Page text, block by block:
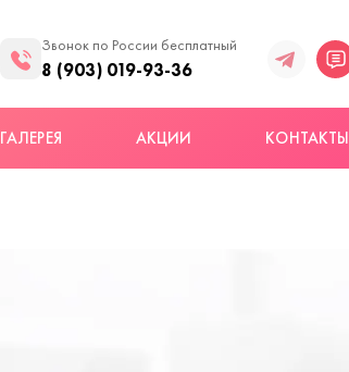
Звонок по России бесплатный
8 (903) 019-93-36
ГАЛЕРЕЯ АКЦИИ КОНТАКТЫ